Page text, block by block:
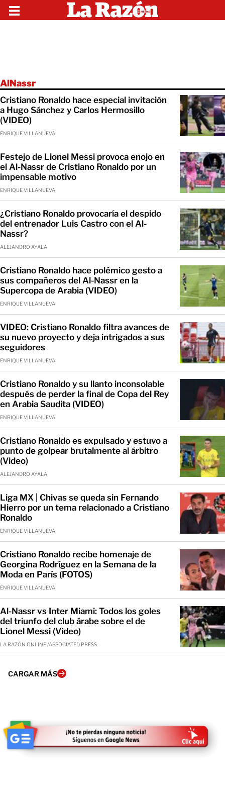
AlNassr
Cristiano Ronaldo hace especial invitación
a Hugo Sánchez y Carlos Hermosillo
(VIDEO)
ENRIQUE VILLANUEVA
Festejo de Lionel Messi provoca enojo en
el Al-Nassr de Cristiano Ronaldo por un
impensable motivo
ENRIQUE VILLANUEVA
¿Cristiano Ronaldo provocaría el despido
del entrenador Luis Castro con el Al-
Nassr?
ALEJANDRO AYALA
Cristiano Ronaldo hace polémico gesto a
sus compañeros del Al-Nassr en la
Supercopa de Arabia (VIDEO)
ENRIQUE VILLANUEVA
VIDEO: Cristiano Ronaldo filtra avances de
su nuevo proyecto y deja intrigados a sus
seguidores
ENRIQUE VILLANUEVA
Cristiano Ronaldo y su llanto inconsolable
después de perder la final de Copa del Rey
en Arabia Saudita (VIDEO)
ENRIQUE VILLANUEVA
Cristiano Ronaldo es expulsado y estuvo a
punto de golpear brutalmente al árbitro
(Video)
ALEJANDRO AYALA
Liga MX | Chivas se queda sin Fernando
Hierro por un tema relacionado a Cristiano
Ronaldo
ENRIQUE VILLANUEVA
Cristiano Ronaldo recibe homenaje de
Georgina Rodríguez en la Semana de la
Moda en París (FOTOS)
ENRIQUE VILLANUEVA
Al-Nassr vs Inter Miami: Todos los goles
del triunfo del club árabe sobre el de
Lionel Messi (Video)
LA RAZÓN ONLINE /ASSOCIATED PRESS
CARGAR MÁS